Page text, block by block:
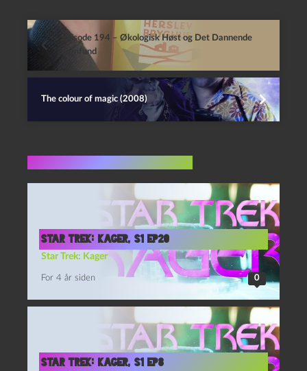
Episode 194 – Økologisk Høst og Det Dannende
Samfund
The colour of magic (2008)
Star Trek: Kager, S1 Ep20
Star Trek: Kager
For 4 år siden 0
Star Trek: Kager, S1 Ep8